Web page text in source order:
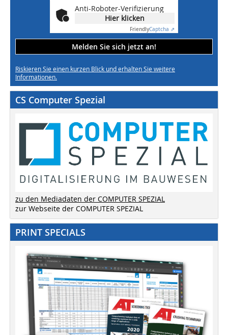
Anti-Roboter-Verifizierung
Hier klicken
FriendlyCaptcha ⇗
Melden Sie sich jetzt an!
Riskieren Sie einen kurzen Blick und erhalten Sie weitere
Informationen.
CS Computer Spezial
zu den Mediadaten der COMPUTER SPEZIAL
zur Webseite der COMPUTER SPEZIAL
PRINT SPECIALS